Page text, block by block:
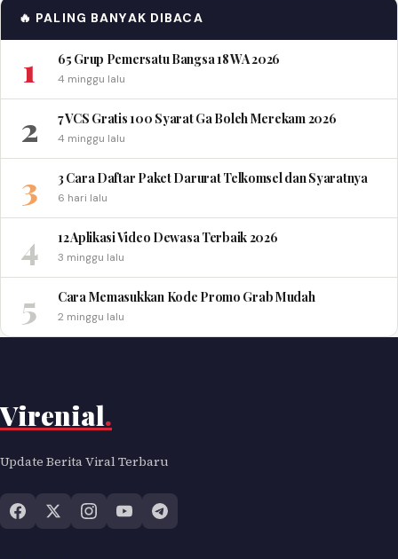
🔥 PALING BANYAK DIBACA
1 65 Grup Pemersatu Bangsa 18 WA 2026
4 minggu lalu
2 7 VCS Gratis 100 Syarat Ga Boleh Merekam 2026
4 minggu lalu
3 3 Cara Daftar Paket Darurat Telkomsel dan Syaratnya
6 hari lalu
4 12 Aplikasi Video Dewasa Terbaik 2026
3 minggu lalu
5 Cara Memasukkan Kode Promo Grab Mudah
2 minggu lalu
Virenial.
Update Berita Viral Terbaru